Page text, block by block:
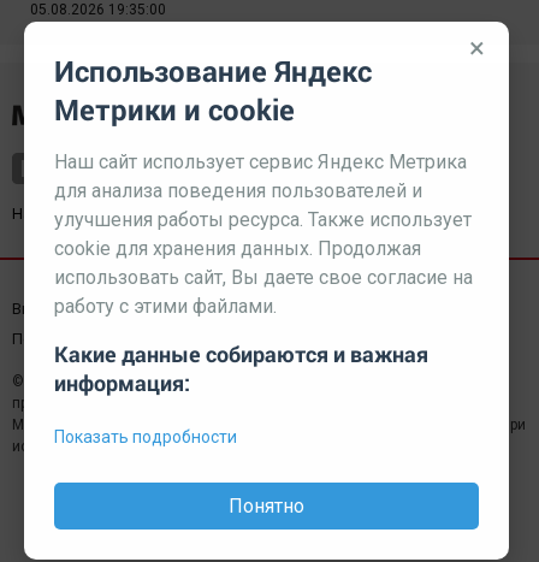
05.08.2026 19:35:00
Наш партнерkurorty-sochi.ru
Выходные данные СМИ Реклама
Пользовательское соглашение
© 2026 МЕДИАЗАВОД — Сайт может содержать контент,
предназначенный для лиц 18+
Мнение редакции может не совпадать с мнением отдельных авторов.При
использовании материалов сайта ссылка обязательна.
×
Использование Яндекс
Метрики и cookie
Наш сайт использует сервис Яндекс Метрика
для анализа поведения пользователей и
улучшения работы ресурса. Также использует
cookie для хранения данных. Продолжая
использовать сайт, Вы даете свое согласие на
работу с этими файлами.
Какие данные собираются и важная
информация:
Показать подробности
Понятно